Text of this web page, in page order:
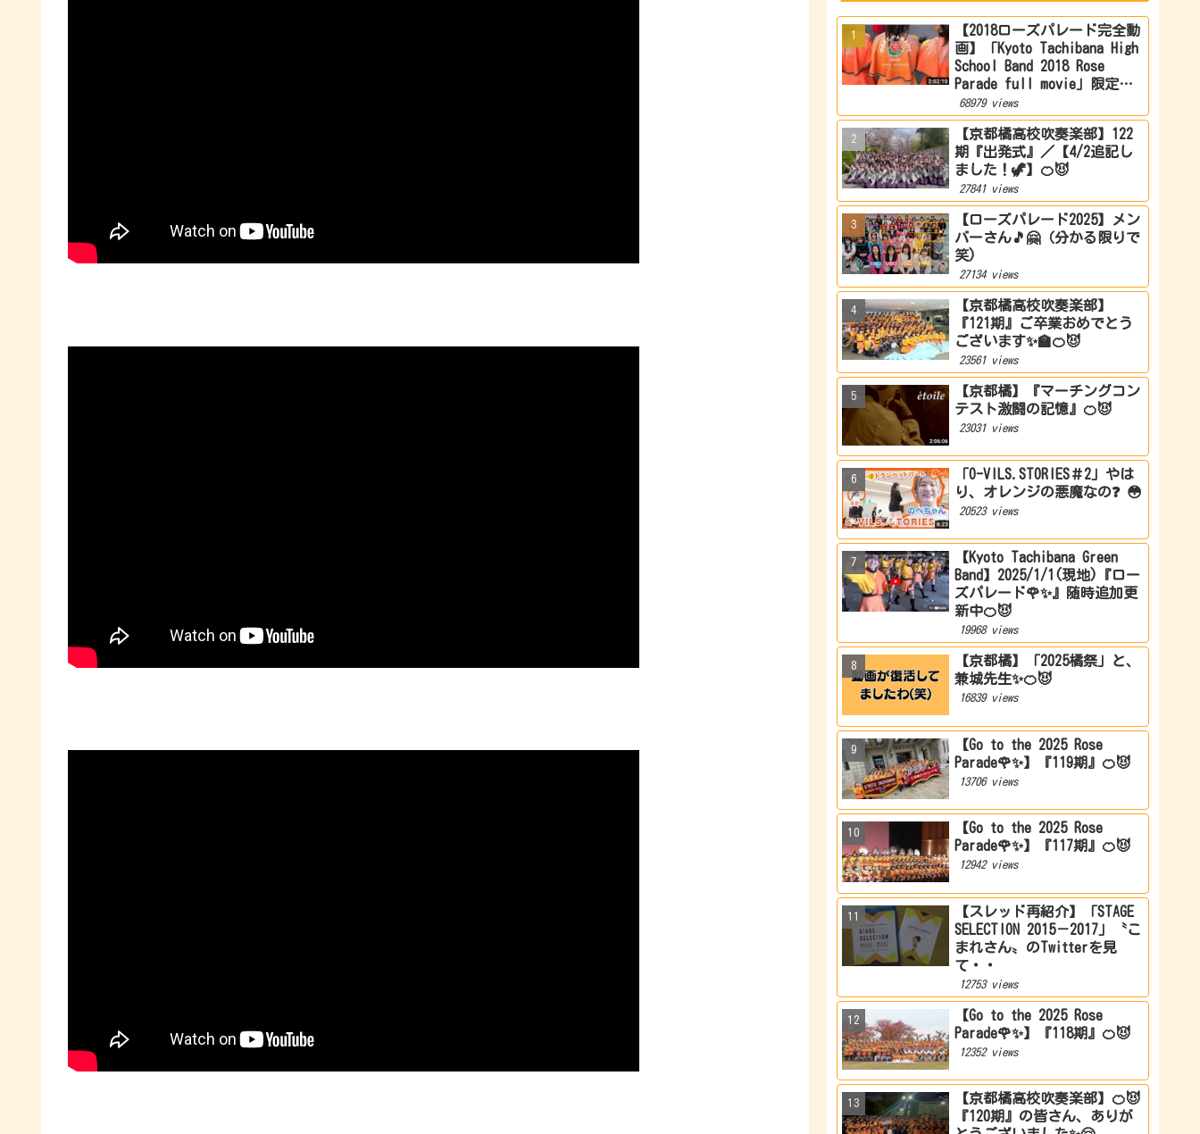
【2018ローズパレード完全動
画】「Kyoto Tachibana High
School Band 2018 Rose
Parade full movie」限定公
開
68979 views
【京都橘高校吹奏楽部】122
期『出発式』／【4/2追記し
ました！🦖】🍊😈
27841 views
【ローズパレード2025】メン
バーさん🎵🤗（分かる限りで
笑)
27134 views
【京都橘高校吹奏楽部】
『121期』ご卒業おめでとう
ございます✨🏫🍊😈
23561 views
【京都橘】『マーチングコン
テスト激闘の記憶』🍊😈
23031 views
「O-VILS.STORIES＃2」やは
り、オレンジの悪魔なの❓ 😳
20523 views
【Kyoto Tachibana Green
Band】2025/1/1(現地)『ロー
ズパレード🌹✨』随時追加更
新中🍊😈
19968 views
【京都橘】「2025橘祭」と、
兼城先生✨🍊😈
16839 views
【Go to the 2025 Rose
Parade🌹✨】『119期』🍊😈
13706 views
【Go to the 2025 Rose
Parade🌹✨】『117期』🍊😈
12942 views
【スレッド再紹介】「STAGE
SELECTION 2015－2017」〝こ
まれさん〟のTwitterを見
て・・
12753 views
【Go to the 2025 Rose
Parade🌹✨】『118期』🍊😈
12352 views
【京都橘高校吹奏楽部】🍊😈
『120期』の皆さん、ありが